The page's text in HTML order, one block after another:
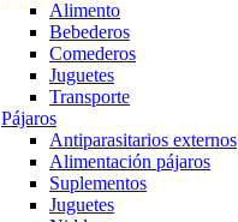
Alimento
Bebederos
Comederos
Juguetes
Transporte
Pájaros
Antiparasitarios externos
Alimentación pájaros
Suplementos
Juguetes